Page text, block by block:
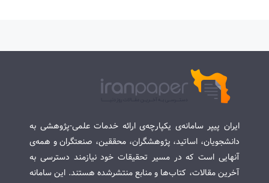
ایران پیپر سامانه‌ی یکپارچه‌ی ارائه خدمات علمی-پژوهشی به
دانشجویان، اساتید، پژوهشگران، محققین، صنعتگران و همه‌ی
آنهایی است که در مسیر تحقیقات خود نیازمند دسترسی به
آخرین مقالات، کتاب‌ها و منابع منتشرشده هستند. این سامانه